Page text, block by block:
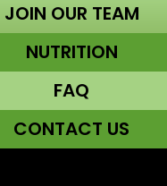
JOIN OUR TEAM
NUTRITION
FAQ
CONTACT US